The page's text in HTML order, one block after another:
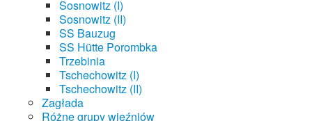
Sosnowitz (I)
Sosnowitz (II)
SS Bauzug
SS Hütte Porombka
Trzebinia
Tschechowitz (I)
Tschechowitz (II)
Zagłada
Różne grupy więźniów